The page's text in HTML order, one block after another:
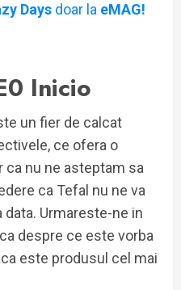
Days doar la eMAG!
Inicio
un fier de calcat
ce ofera o
ca nu ne asteptam sa
ca Tefal nu ne va
Urmareste-ne in
despre ce este vorba
este produsul cel mai